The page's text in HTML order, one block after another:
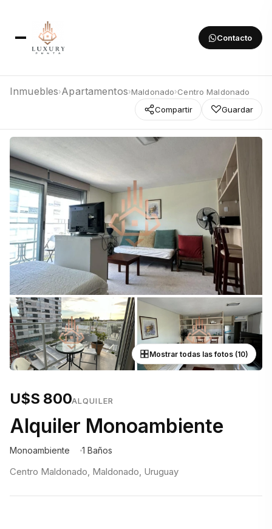
Contacto
Inmuebles›Apartamentos›Maldonado›Centro Maldonado
Compartir
Guardar
Mostrar todas las fotos (10)
U$S 800ALQUILER
Alquiler Monoambiente
Monoambiente 1 Baños
Centro Maldonado, Maldonado, Uruguay